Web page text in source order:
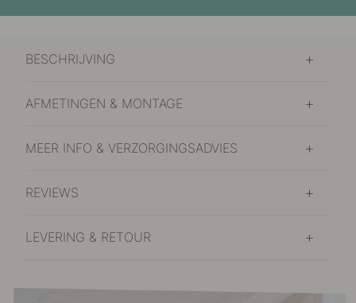
BESCHRIJVING
AFMETINGEN & MONTAGE
MEER INFO & VERZORGINGSADVIES
REVIEWS
LEVERING & RETOUR